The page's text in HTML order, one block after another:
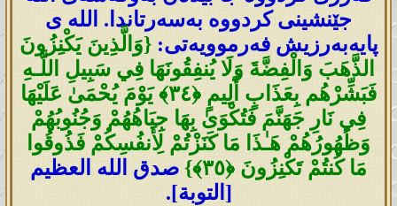
جێنشینی کردووە بەسەرتاندا. اللە ی
پایەبەرزیش فەرموویەتی:{وَالَّذِينَ يَكْنِزُونَ
الذَّهَبَ وَالْفِضَّةَ وَلَا يُنفِقُونَهَا فِي سَبِيلِ اللَّـهِ
فَبَشِّرْ‌هُم بِعَذَابٍ أَلِيمٍ ﴿٣٤﴾ يَوْمَ يُحْمَىٰ عَلَيْهَا
فِي نَارِ‌ جَهَنَّمَ فَتُكْوَىٰ بِهَا جِبَاهُهُمْ وَجُنُوبُهُمْ
وَظُهُورُ‌هُمْ هَـٰذَا مَا كَنَزْتُمْ لِأَنفُسِكُمْ فَذُوقُوا
مَا كُنتُمْ تَكْنِزُونَ ﴿٣٥﴾}
صدق الله العظيم
[التوبة].